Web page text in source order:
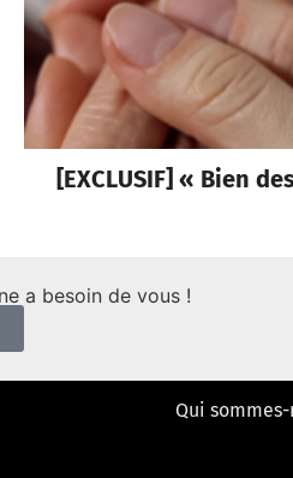
[EXCLUSIF] « Bien
a besoin de vous !
Qui sommes-